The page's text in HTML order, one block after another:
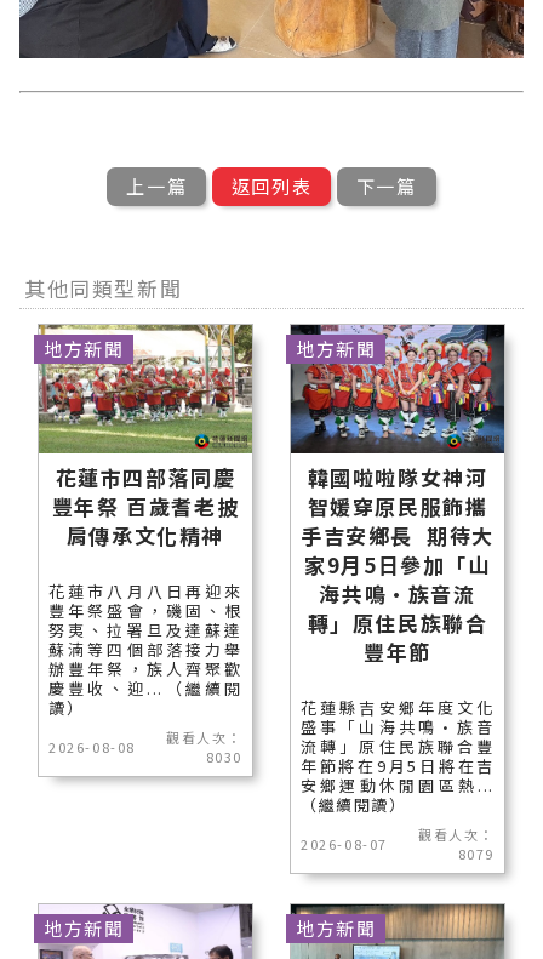
上一篇 返回列表 下一篇
其他同類型新聞
花蓮市四部落同慶
豐年祭 百歲耆老披
肩傳承文化精神
花蓮市八月八日再迎來
豐年祭盛會，磯固、根
努夷、拉署旦及達蘇達
蘇湳等四個部落接力舉
辦豐年祭，族人齊聚歡
慶豐收、迎...（繼續閱
讀）
2026-08-08
觀看人次：
8030
地方新聞
韓國啦啦隊女神河
智媛穿原民服飾攜
手吉安鄉長 期待大
家9月5日參加「山
海共鳴•族音流
轉」原住民族聯合
豐年節
花蓮縣吉安鄉年度文化
盛事「山海共鳴•族音
流轉」原住民族聯合豐
年節將在9月5日將在吉
安鄉運動休閒園區熱...
（繼續閱讀）
2026-08-07
觀看人次：
8079
地方新聞
地方新聞 地方新聞